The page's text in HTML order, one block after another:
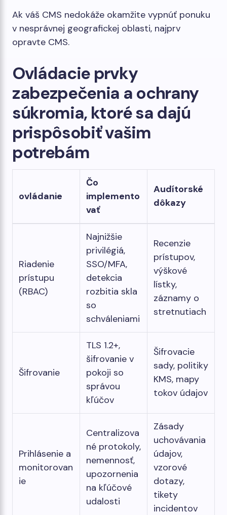
Ak váš CMS nedokáže okamžite vypnúť ponuku
v nesprávnej geografickej oblasti, najprv
opravte CMS.
Ovládacie prvky
zabezpečenia a ochrany
súkromia, ktoré sa dajú
prispôsobiť vašim
potrebám
ovládanie
Čo
implemento
vať
Audítorské
dôkazy
Riadenie
prístupu
(RBAC)
Najnižšie
privilégiá,
SSO/MFA,
detekcia
rozbitia skla
so
schváleniami
Recenzie
prístupov,
výškové
lístky,
záznamy o
stretnutiach
Šifrovanie
TLS 1.2+,
šifrovanie v
pokoji so
správou
kľúčov
Šifrovacie
sady, politiky
KMS, mapy
tokov údajov
Prihlásenie a
monitorovan
ie
Centralizova
né protokoly,
nemennosť,
upozornenia
na kľúčové
udalosti
Zásady
uchovávania
údajov,
vzorové
dotazy,
tikety
incidentov